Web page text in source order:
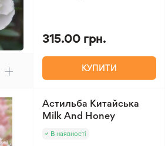
315.00 грн.
КУПИТИ
Астильба Китайська
Milk And Honey
В наявності